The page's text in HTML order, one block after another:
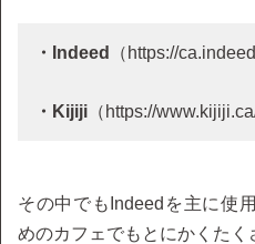
・Indeed （https://
・Kijiji （https://www.kijiji.ca/
その中でもIndeedを主に使
めのカフェでもとにかくた